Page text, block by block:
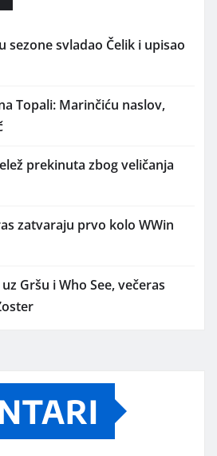
sezone svladao Čelik i upisao
Topali: Marinčiću naslov,
prekinuta zbog veličanja
zatvaraju prvo kolo WWin
Gršu i Who See, večeras